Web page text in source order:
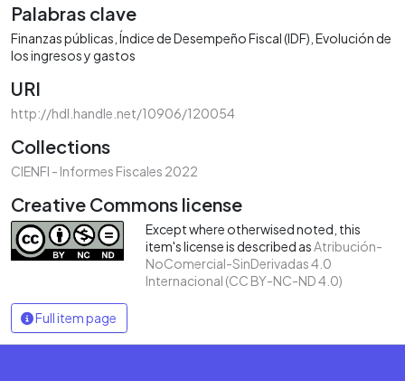
Palabras clave
Finanzas públicas Índice de Desempeño Fiscal (IDF) Evolución de
los ingresos y gastos
URI
http://hdl.handle.net/10906/120054
Collections
CIENFI - Informes Fiscales 2022
Creative Commons license
Except where otherwised noted, this
item's license is described asAtribución-
NoComercial-SinDerivadas 4.0
Internacional (CC BY-NC-ND 4.0)
Full item page